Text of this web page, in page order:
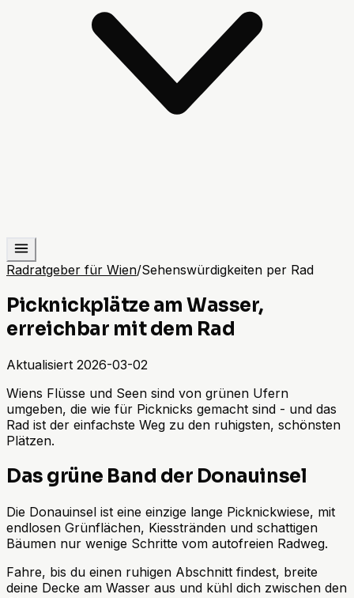
Radratgeber für Wien/Sehenswürdigkeiten per Rad
Picknickplätze am Wasser,
erreichbar mit dem Rad
Aktualisiert 2026-03-02
Wiens Flüsse und Seen sind von grünen Ufern
umgeben, die wie für Picknicks gemacht sind - und das
Rad ist der einfachste Weg zu den ruhigsten, schönsten
Plätzen.
Das grüne Band der Donauinsel
Die Donauinsel ist eine einzige lange Picknickwiese, mit
endlosen Grünflächen, Kiesstränden und schattigen
Bäumen nur wenige Schritte vom autofreien Radweg.
Fahre, bis du einen ruhigen Abschnitt findest, breite
deine Decke am Wasser aus und kühl dich zwischen den